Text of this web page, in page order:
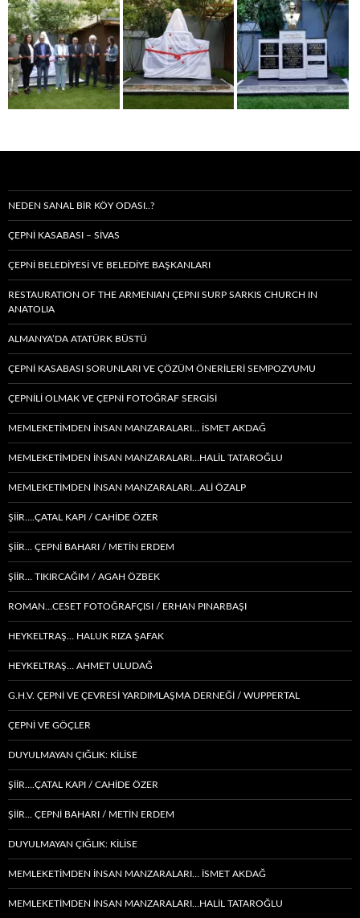
NEDEN SANAL BIR KÖY ODASI..?
ÇEPNİ KASABASI – SIVAS
ÇEPNİ BELEDİYESİ VE BELEDİYE BAŞKANLARI
RESTAURATION OF THE ARMENIAN ÇEPNI SURP SARKIS CHURCH IN
ANATOLIA
ALMANYA’DA ATATÜRK BÜSTÜ
ÇEPNİ KASABASI SORUNLARI VE ÇÖZÜM ÖNERİLERİ SEMPOZYUMU
ÇEPNİLİ OLMAK VE ÇEPNİ FOTOĞRAF SERGİSİ
MEMLEKETIMDEN INSAN MANZARALARI… İSMET AKDAĞ
MEMLEKETIMDEN INSAN MANZARALARI…HALİL TATAROĞLU
MEMLEKETIMDEN INSAN MANZARALARI…ALİ ÖZALP
ŞİİR….ÇATAL KAPI / CAHİDE ÖZER
ŞİİR… ÇEPNI BAHARI / METİN ERDEM
ŞIIR… TIKIRCAĞIM / AGAH ÖZBEK
ROMAN…CESET FOTOĞRAFÇISI / ERHAN PINARBAŞI
HEYKELTRAŞ… HALUK RIZA ŞAFAK
HEYKELTRAŞ… AHMET ULUDAĞ
G.H.V. ÇEPNİ VE ÇEVRESİ YARDIMLAŞMA DERNEĞİ / WUPPERTAL
ÇEPNI VE GÖÇLER
DUYULMAYAN ÇIĞLIK: KİLİSE
ŞİİR….ÇATAL KAPI / CAHİDE ÖZER
ŞİİR… ÇEPNI BAHARI / METİN ERDEM
DUYULMAYAN ÇIĞLIK: KİLİSE
MEMLEKETIMDEN INSAN MANZARALARI… İSMET AKDAĞ
MEMLEKETIMDEN INSAN MANZARALARI…HALİL TATAROĞLU